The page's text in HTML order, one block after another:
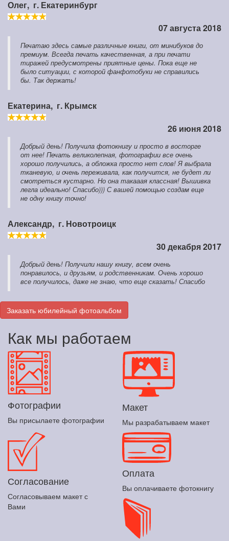
Олег, г. Екатеринбург
07 августа 2018
Печатаю здесь самые различные книги, от минибуков до
премиум. Всегда печать качественная, а при печати
тиражей предусмотрены приятные цены. Пока еще не
было ситуации, с которой фанфотобуки не справились
бы. Так держать!
Екатерина, г. Крымск
26 июня 2018
Добрый день! Получила фотокнигу и просто в восторге
от нее! Печать великолепная, фотографии все очень
хорошо получились, а обложка просто нет слов! Я выбрала
тканевую, и очень переживала, как получится, не будет ли
смотреться кустарно. Но она такааая классная! Вышивка
легла идеально! Спасибо))) С вашей помощью создам еще
не одну книгу точно!
Александр, г. Новотроицк
30 декабря 2017
Добрый день! Получили нашу книгу, всем очень
понравилось, и друзьям, и родственникам. Очень хорошо
все получилось, даже не знаю, что еще сказать! Спасибо
Заказать юбилейный фотоальбом
Как мы работаем
Фотографии
Вы присылаете фотографии
Макет
Мы разрабатываем макет
Согласование
Согласовываем макет с
Вами
Оплата
Вы оплачиваете фотокнигу